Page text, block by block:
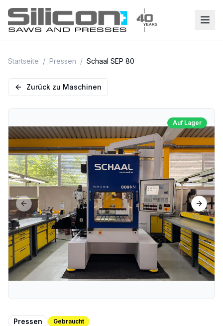
Startseite / Pressen / Schaal SEP 80
Zurück zu Maschinen
Previous slide Next
Auf Lager
Pressen Gebraucht